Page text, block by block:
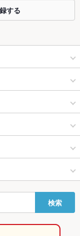
ごたつ席でご用意！各種
利用ください。
までお気軽にお問い合わ
する
牛タン
検索